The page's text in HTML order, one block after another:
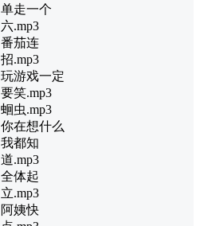
单走一个
六.mp3
番茄连
招.mp3
玩游戏一定
要笑.mp3
蛔虫.mp3
你在想什么
我都知
道.mp3
全体起
立.mp3
阿姨快